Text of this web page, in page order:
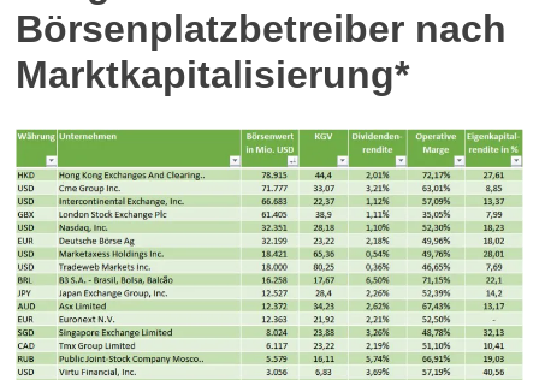
Börsenplatzbetreiber nach
Marktkapitalisierung*